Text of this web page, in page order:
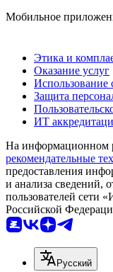
Мобильное
Этика и
Оказание услуг
Использование
Защита
ИТ
На информационном
рекомендательные
предоставления
и анализа сведений,
пользователей сети
Российской
Русский